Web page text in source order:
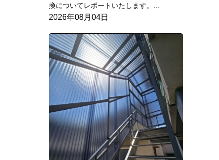
換についてレポートいたします。...
2026年08月04日